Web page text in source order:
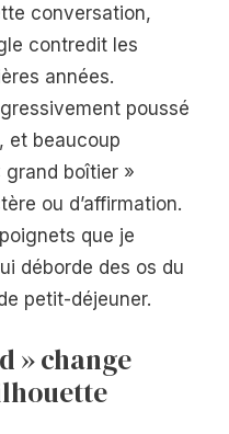
conversation,
contredit les
années.
poussé
et beaucoup
grand boîtier »
ou d’affirmation.
que je
déborde des os du
petit-déjeuner.
» change